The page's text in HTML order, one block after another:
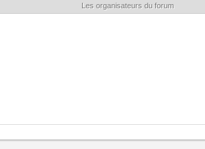
Les organisateurs du forum